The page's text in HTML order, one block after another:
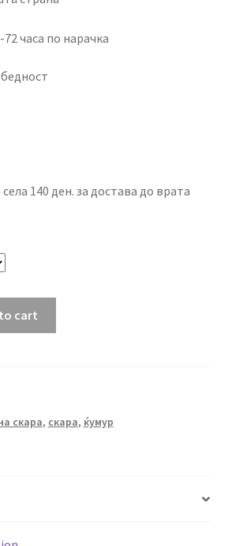
часа по нарачка
140 ден. за достава до врата
cart
скара, скара, ќумур